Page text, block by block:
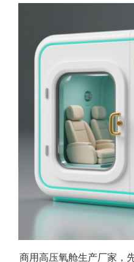
商用高压氧舱生产厂家，